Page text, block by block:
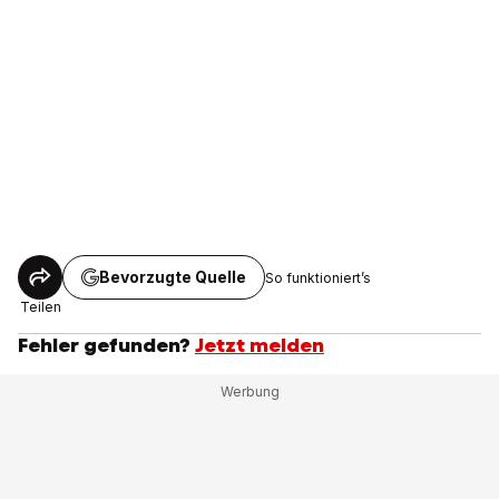
Teilen
Bevorzugte Quelle So funktioniert’s
Fehler gefunden? Jetzt melden